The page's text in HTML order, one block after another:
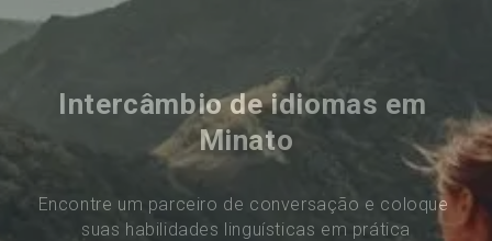
Intercâmbio de idiomas em
Minato
Encontre um parceiro de conversação e coloque
suas habilidades linguísticas em prática